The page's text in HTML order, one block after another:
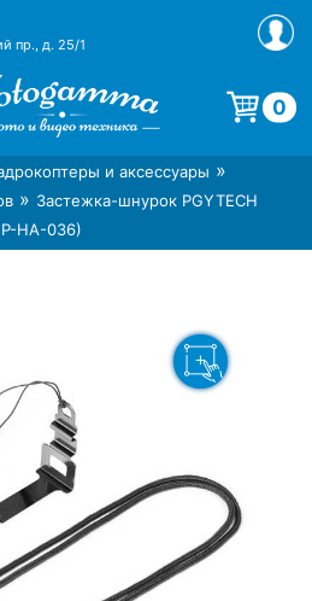
пр., д. 25/1
магазин фототехники
Gamma в СПб
фотоаксессуаров foto-
0
Корзина пуста.
и аксессуары »
» Застежка-шнурок PGYTECH
HA-036)